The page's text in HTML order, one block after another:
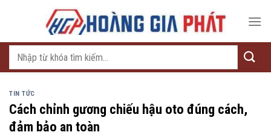
Tìm
TIN TỨC
Cách chỉnh gương chiếu hậu oto đúng cách,
đảm bảo an toàn